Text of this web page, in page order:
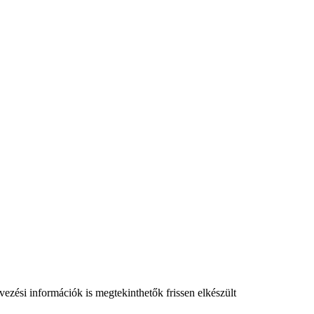
információk is megtekinthetők frissen elkészült